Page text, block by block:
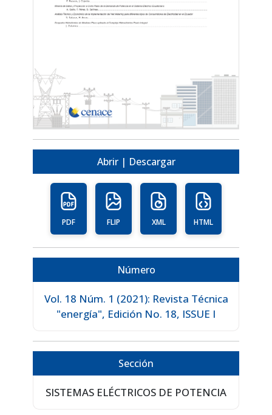
Abrir | Descargar
PDF FLIP XML HTML
Número
Vol. 18 Núm. 1 (2021): Revista Técnica
"energía", Edición No. 18, ISSUE I
Sección
SISTEMAS ELÉCTRICOS DE POTENCIA